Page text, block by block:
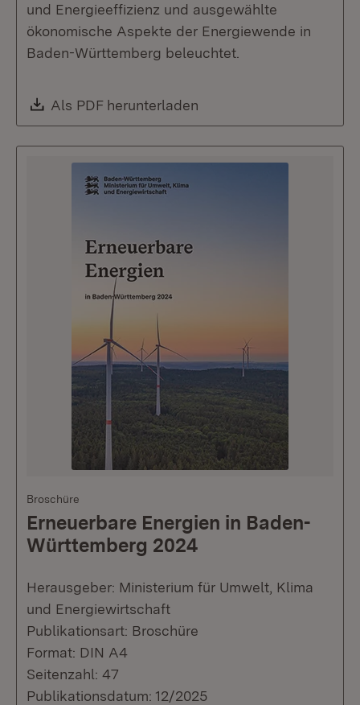
und Energieeffizienz und ausgewählte
ökonomische Aspekte der Energiewende in
Baden-Württemberg beleuchtet.
Download:
Als PDF herunterladen
Broschüre
Erneuerbare Energien in Baden-
Württemberg 2024
Herausgeber: Ministerium für Umwelt, Klima
und Energiewirtschaft
Publikationsart: Broschüre
Format: DIN A4
Seitenzahl: 47
Publikationsdatum: 12/2025